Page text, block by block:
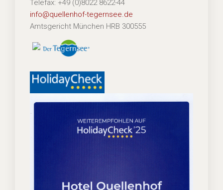
Telefax: +49 (0)8022 8622-44
info@quellenhof-tegernsee.de
Amtsgericht München HRB 300555